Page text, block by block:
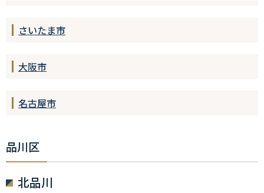
さいたま市
大阪市
名古屋市
品川区
北品川